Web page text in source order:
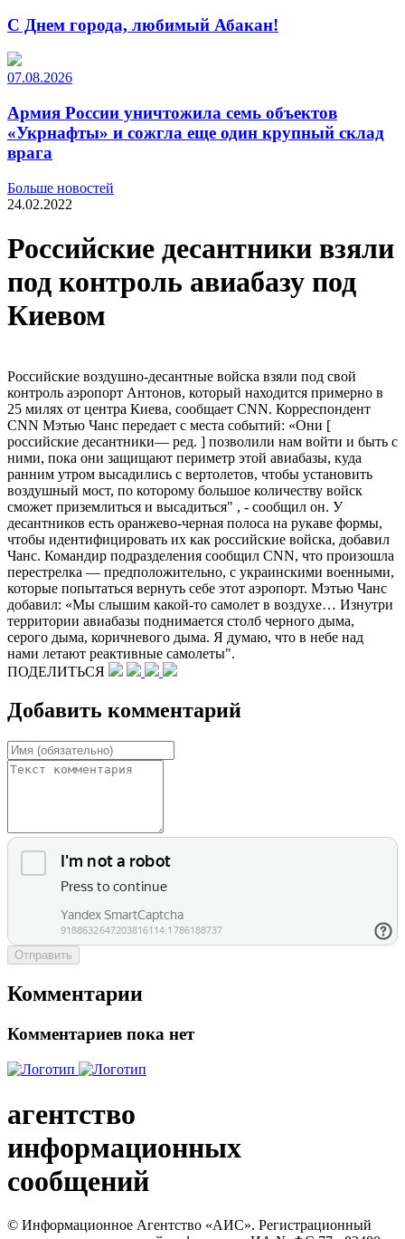
С Днем города, любимый Абакан!
07.08.2026
Армия России уничтожила семь объектов
«Укрнафты» и сожгла еще один крупный склад
врага
Больше новостей
24.02.2022
Российские десантники взяли
под контроль авиабазу под
Киевом
Российские воздушно-​десантные войска взяли под свой
контроль аэропорт Антонов, который находится примерно в
25 милях от центра Киева, сообщает CNN. Корреспондент
CNN Мэтью Чанс передает с места событий: «Они [
российские десантники— ред. ] позволили нам войти и быть с
ними, пока они защищают периметр этой авиабазы, куда
ранним утром высадились с вертолетов, чтобы установить
воздушный мост, по которому большое количеству войск
сможет приземлиться и высадиться" , - сообщил он. У
десантников есть оранжево-​черная полоса на рукаве формы,
чтобы идентифицировать их как российские войска, добавил
Чанс. Командир подразделения сообщил CNN, что произошла
перестрелка — предположительно, с украинскими военными,
которые попытаться вернуть себе этот аэропорт. Мэтью Чанс
добавил: «Мы слышим какой-​то самолет в воздухе… Изнутри
территории авиабазы ​​поднимается столб черного дыма,
серого дыма, коричневого дыма. Я думаю, что в небе над
нами летают реактивные самолеты".
ПОДЕЛИТЬСЯ
Добавить комментарий
Отправить
Комментарии
Комментариев пока нет
агентство
информационных
сообщений
© Информационное Агентство «АИС». Регистрационный